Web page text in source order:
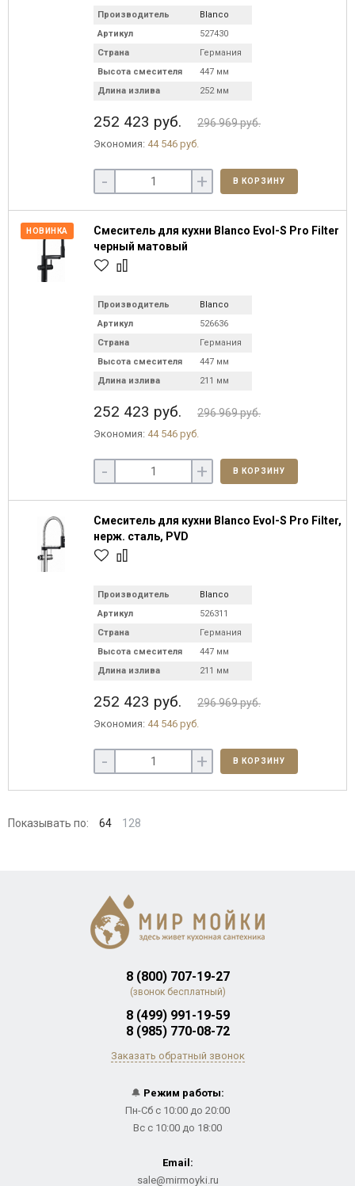
Производитель
Blanco
Артикул
527430
Страна
Германия
Высота смесителя
447 мм
Длина излива
252 мм
252 423 руб. 296 969 руб.
Экономия: 44 546 руб.
- + В КОРЗИНУ
НОВИНКА
Смеситель для кухни Blanco Evol-S Pro Filter
черный матовый
Производитель
Blanco
Артикул
526636
Страна
Германия
Высота смесителя
447 мм
Длина излива
211 мм
252 423 руб. 296 969 руб.
Экономия: 44 546 руб.
- + В КОРЗИНУ
Смеситель для кухни Blanco Evol-S Pro Filter,
нерж. сталь, PVD
Производитель
Blanco
Артикул
526311
Страна
Германия
Высота смесителя
447 мм
Длина излива
211 мм
252 423 руб. 296 969 руб.
Экономия: 44 546 руб.
- + В КОРЗИНУ
Показывать по: 64 128
8 (800) 707-19-27
(звонок бесплатный)
8 (499) 991-19-59
8 (985) 770-08-72
Заказать обратный звонок
🔔 Режим работы:
Пн-Сб с 10:00 до 20:00
Вс с 10:00 до 18:00
Email:
sale@mirmoyki.ru